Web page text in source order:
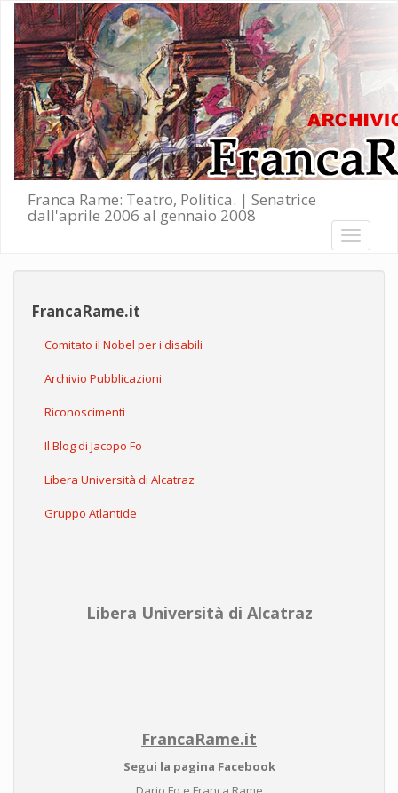
Salta al contenuto principale
Franca Rame: Teatro, Politica. | Senatrice
dall'aprile 2006 al gennaio 2008
Toggle
FrancaRame.it
Comitato il Nobel per i disabili
Archivio Pubblicazioni
Riconoscimenti
Il Blog di Jacopo Fo
Libera Università di Alcatraz
Gruppo Atlantide
Libera Università di Alcatraz
FrancaRame.it
Segui la pagina Facebook